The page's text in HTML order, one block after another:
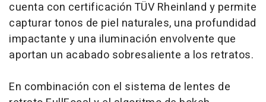
cuenta con certificación TÜV Rheinland y permite
capturar tonos de piel naturales, una profundidad
impactante y una iluminación envolvente que
aportan un acabado sobresaliente a los retratos.
En combinación con el sistema de lentes de